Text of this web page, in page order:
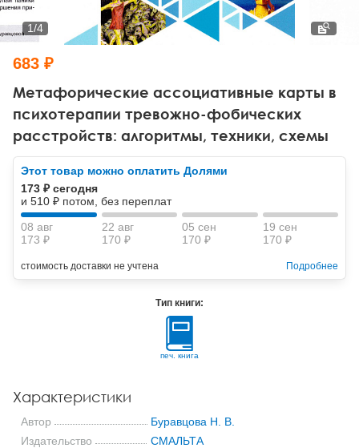
Тревожные расстройства, панические атаки
Психодрама
Другие направления психотерапии
Классический, эриксоновский гипноз и НЛП
НЛП
Психология труда и эргономика
Социальная психология
Социальная и организационная психология
Классический и юнгианский психоанализ
Метафорические ассоциативные карты в
психотерапии тревожно-фобических
расстройств: алгоритмы, техники, схемы
1/4
683 ₽
Этот товар можно оплатить Долями
173 ₽ сегодня
и 510 ₽ потом, без переплат
08 авг
173 ₽
22 авг
170 ₽
05 сен
170 ₽
19 сен
170 ₽
стоимость доставки не учтена Подробнее
Тип книги:
печ. книга
Характеристики
Автор
Буравцова Н. В.
Издательство
СМАЛЬТА